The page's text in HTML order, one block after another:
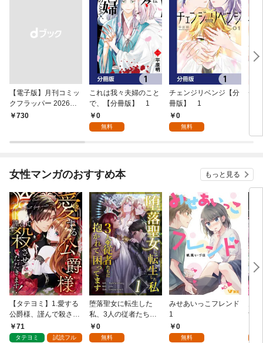
【電子版】月刊コミッ
クフラッパー 2026年9
月号
￥730
これは我々夫婦のこと
で、【分冊版】 1
0
無料
チェンジリベンジ【分
冊版】 1
0
無料
チ
女性マンガのおすすめ本 もっと見る
【タテヨミ】1.愛する
公爵様、謹んで殺させ
ていただきます！
71
タテヨミ 試読フル
堕落聖女に転生した
私、3人の従者たちに
抱かれて困ってます 第
1話
0
無料
みせあいっこフレンド
1
0
無料
す
ま